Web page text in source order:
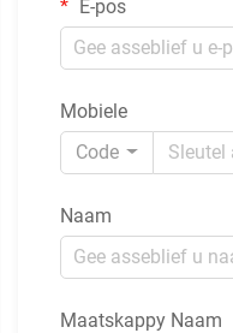
E-pos
Mobiele
Code
Naam
Maatskappy Naam